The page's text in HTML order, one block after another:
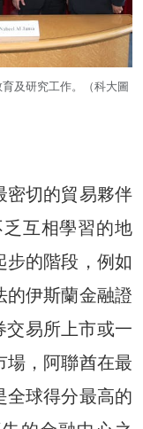
及研究工作。（科大圖
密切的貿易夥伴
互相學習的地
步的階段，例如
的伊斯蘭金融證
交易所上市或一
場，阿聯酋在最
全球得分最高的